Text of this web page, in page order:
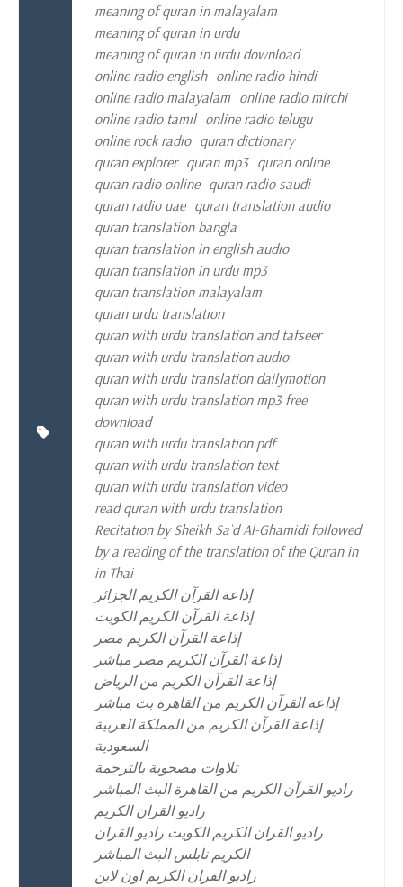
meaning of quran in malayalam
meaning of quran in urdu
meaning of quran in urdu download
online radio english online radio hindi
online radio malayalam online radio mirchi
online radio tamil online radio telugu
online rock radio quran dictionary
quran explorer quran mp3 quran online
quran radio online quran radio saudi
quran radio uae quran translation audio
quran translation bangla
quran translation in english audio
quran translation in urdu mp3
quran translation malayalam
quran urdu translation
quran with urdu translation and tafseer
quran with urdu translation audio
quran with urdu translation dailymotion
quran with urdu translation mp3 free
download
quran with urdu translation pdf
quran with urdu translation text
quran with urdu translation video
read quran with urdu translation
Recitation by Sheikh Sa`d Al-Ghamidi followed
by a reading of the translation of the Quran in
in Thai
إذاعة القرآن الكريم الجزائر
إذاعة القرآن الكريم الكويت
إذاعة القرآن الكريم مصر
إذاعة القرآن الكريم مصر مباشر
إذاعة القرآن الكريم من الرياض
إذاعة القرآن الكريم من القاهرة بث مباشر
إذاعة القرآن الكريم من المملكة العربية
السعودية
تلاوات مصحوبة بالترجمة
راديو القرآن الكريم من القاهرة البث المباشر
راديو القران الكريم
راديو القران الكريم الكويت راديو القران
الكريم نابلس البث المباشر
راديو القران الكريم اون لاين